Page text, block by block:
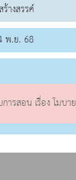
างสรรค์
พ.ย. 68
ารสอน เรื่อง โมบาย